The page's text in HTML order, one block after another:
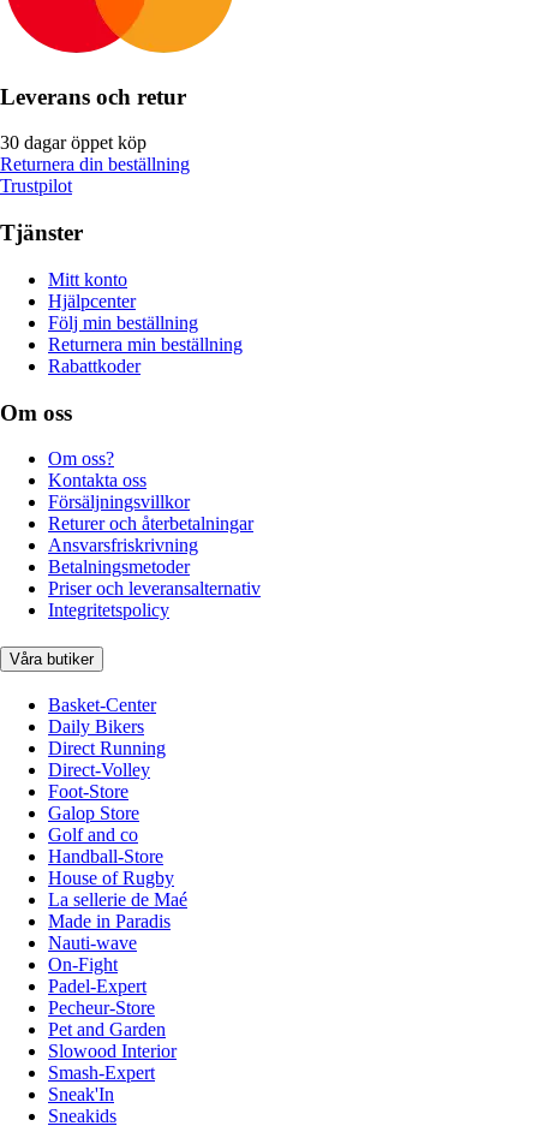
Leverans och retur
30 dagar öppet köp
Returnera din beställning
Trustpilot
Tjänster
Mitt konto
Hjälpcenter
Följ min beställning
Returnera min beställning
Rabattkoder
Om oss
Om oss?
Kontakta oss
Försäljningsvillkor
Returer och återbetalningar
Ansvarsfriskrivning
Betalningsmetoder
Priser och leveransalternativ
Integritetspolicy
Våra butiker
Basket-Center
Daily Bikers
Direct Running
Direct-Volley
Foot-Store
Galop Store
Golf and co
Handball-Store
House of Rugby
La sellerie de Maé
Made in Paradis
Nauti-wave
On-Fight
Padel-Expert
Pecheur-Store
Pet and Garden
Slowood Interior
Smash-Expert
Sneak'In
Sneakids